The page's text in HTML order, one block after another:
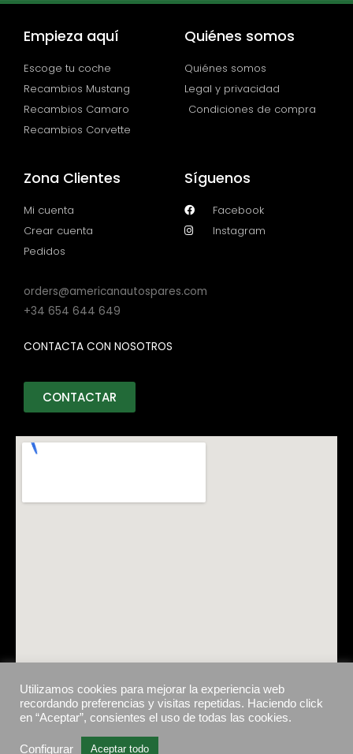
Empieza aquí
Escoge tu coche
Recambios Mustang
Recambios Camaro
Recambios Corvette
Quiénes somos
Quiénes somos
Legal y privacidad
Condiciones de compra
Zona Clientes
Mi cuenta
Crear cuenta
Pedidos
Síguenos
Facebook
Instagram
orders@americanautospares.com
+34 654 644 649
CONTACTA CON NOSOTROS
CONTACTAR
Utilizamos cookies para mejorar la experiencia web
recordando preferencias y visitas repetidas. Haciendo click
en “Aceptar”, consientes el uso de todas las cookies.
Configurar Aceptar todo